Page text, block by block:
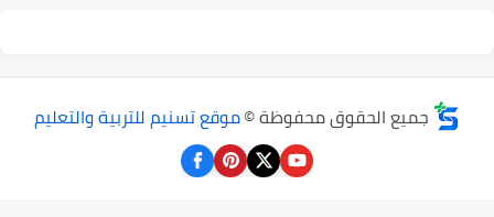
جميع الحقوق محفوظة ©موقع تسنيم للتربية والتعليم